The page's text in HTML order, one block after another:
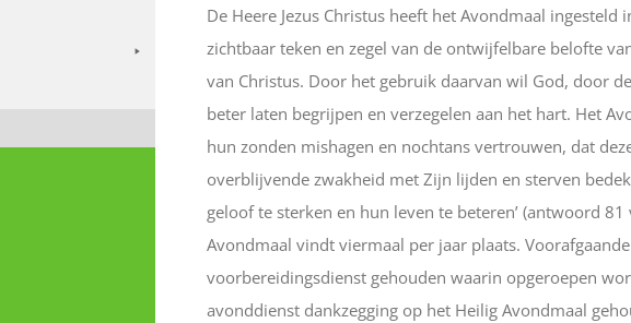
De Heere Jezus Christus heeft het Avondmaal
zichtbaar teken en zegel van de ontwijfelbare belofte
van Christus. Door het gebruik daarvan wil God, door
beter laten begrijpen en verzegelen aan het hart. Het
hun zonden mishagen en nochtans vertrouwen, dat
overblijvende zwakheid met Zijn lijden en sterven
geloof te sterken en hun leven te beteren’ (antwoord
Avondmaal vindt viermaal per jaar plaats.
voorbereidingsdienst gehouden waarin opgeroepen
avonddienst dankzegging op het Heilig Avondmaal